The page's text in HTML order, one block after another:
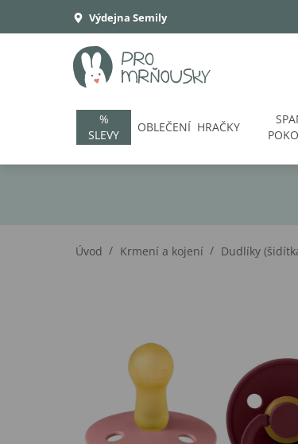
Výdejna Semily
%
SLEVY
OBLEČENÍ HRAČKY
Úvod / Krmení a kojení / Dudlíky